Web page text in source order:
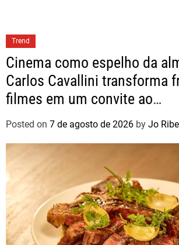
Trend
Cinema como espelho da
Carlos Cavallini transforma
filmes em um convite ao
autoconhecimento
Posted on 7 de agosto de 2026 by Jo